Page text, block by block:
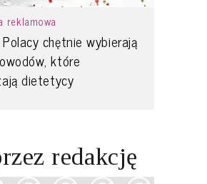
reklamowa
chętnie wybierają
które
dietetycy
redakcję